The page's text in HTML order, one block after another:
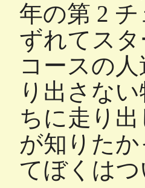
年の第 2
ずれてス
コースの
り出さな
ちに走り
が知りた
てぼくは